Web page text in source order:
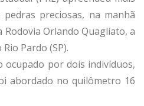
preciosas, na manhã
Orlando Quagliato, a
Pardo (SP).
ocupado por dois indivíduos,
abordado no quilômetro 16